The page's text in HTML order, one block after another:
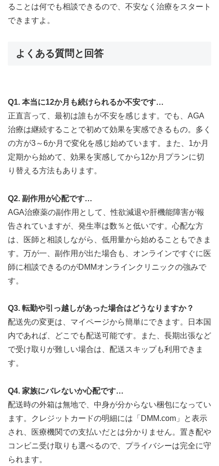
ることは何でも相談できるので、不安なく治療をスタート
できますよ。
よくある質問と回答
Q1. 本当に12か月も続けられるか不安です…
正直言って、最初は誰もが不安を感じます。でも、AGA
治療は継続することで初めて効果を実感できるもの。多く
の方が3～6か月で変化を感じ始めています。また、1か月
定期から始めて、効果を実感してから12か月プランに切
り替える方法もあります。
Q2. 副作用が心配です…
AGA治療薬の副作用として、性欲減退や肝機能障害が報
告されていますが、発生率は数％と低いです。心配な方
は、医師と相談しながら、低用量から始めることもできま
す。万が一、副作用が出た場合も、オンラインですぐに医
師に相談できるのがDMMオンラインクリニックの強みで
す。
Q3. 転勤や引っ越しがあった場合はどうなりますか？
配送先の変更は、マイページから簡単にできます。日本国
内であれば、どこでも配送可能です。また、長期出張など
で受け取りが難しい場合は、配送スキップも利用できま
す。
Q4. 家族にバレないか心配です…
配送時の外箱は無地で、中身が分からない梱包になってい
ます。クレジットカードの明細には「DMM.com」と表示
され、医療機関での支払いだとは分かりません。置き配や
コンビニ受け取りも選べるので、プライバシーは完全に守
られます。